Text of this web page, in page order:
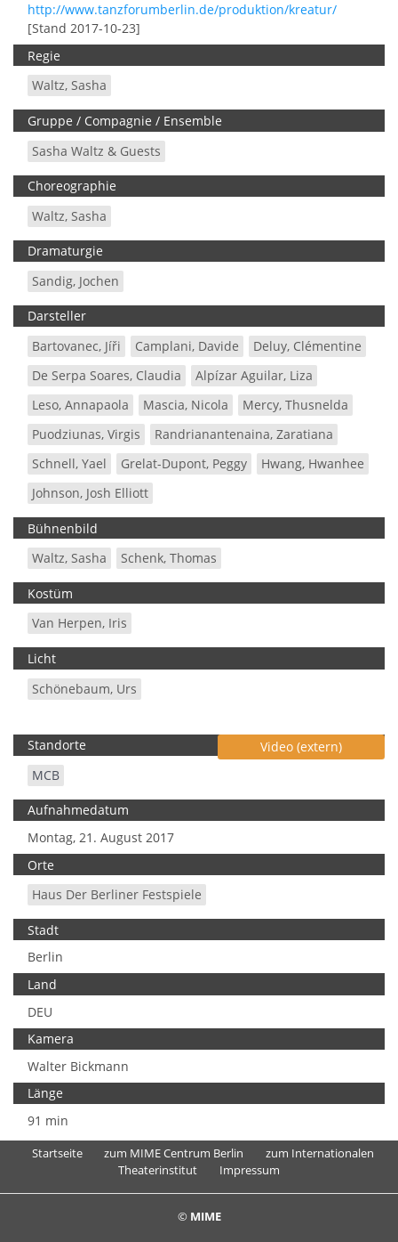
http://www.tanzforumberlin.de/produktion/kreatur/
[Stand 2017-10-23]
Regie
Waltz, Sasha
Gruppe / Compagnie / Ensemble
Sasha Waltz & Guests
Choreographie
Waltz, Sasha
Dramaturgie
Sandig, Jochen
Darsteller
Bartovanec, Jíři
Camplani, Davide
Deluy, Clémentine
De Serpa Soares, Claudia
Alpízar Aguilar, Liza
Leso, Annapaola
Mascia, Nicola
Mercy, Thusnelda
Puodziunas, Virgis
Randrianantenaina, Zaratiana
Schnell, Yael
Grelat-Dupont, Peggy
Hwang, Hwanhee
Johnson, Josh Elliott
Bühnenbild
Waltz, Sasha
Schenk, Thomas
Kostüm
Van Herpen, Iris
Licht
Schönebaum, Urs
Video (extern)
Standorte
MCB
Aufnahmedatum
Montag, 21. August 2017
Orte
Haus Der Berliner Festspiele
Stadt
Berlin
Land
DEU
Kamera
Walter Bickmann
Länge
91 min
Startseite zum MIME Centrum Berlin
zum Internationalen
Theaterinstitut
Impressum
© MIME